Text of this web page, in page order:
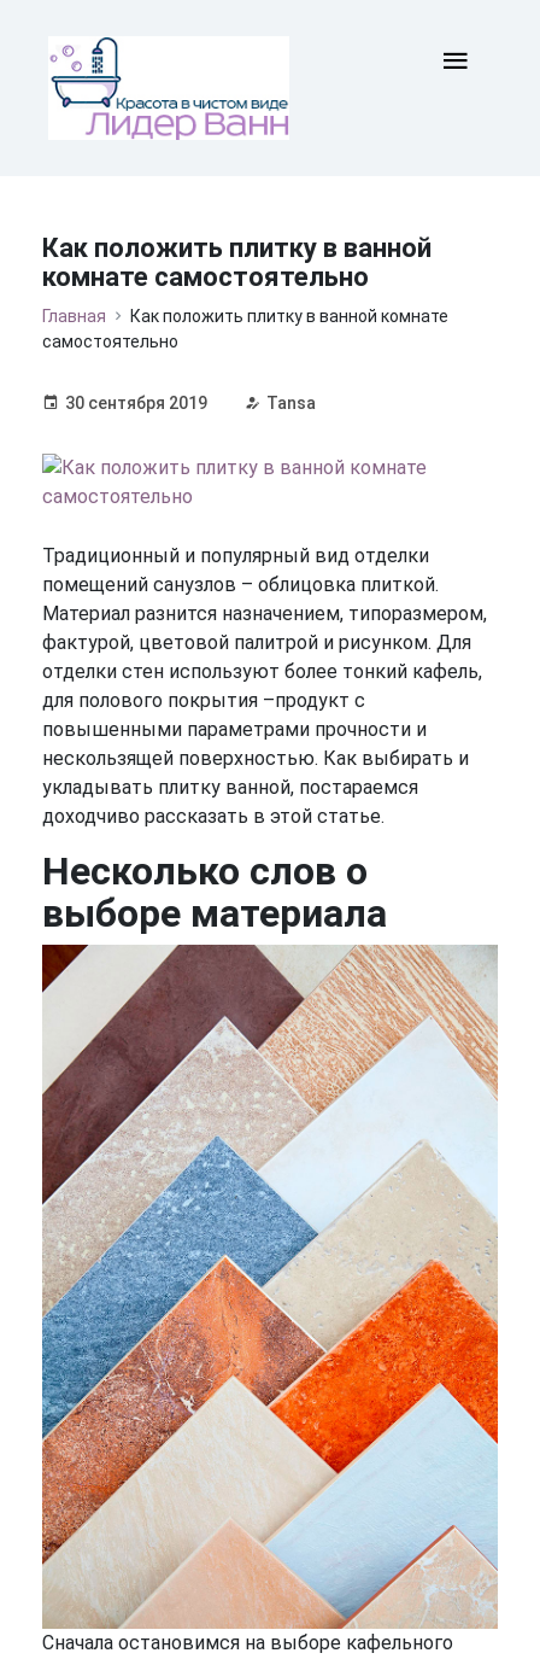
Как положить плитку в ванной
комнате самостоятельно
Главная
Как положить плитку в ванной комнате
самостоятельно
30 сентября 2019 Tansa
Традиционный и популярный вид отделки
помещений санузлов – облицовка плиткой.
Материал разнится назначением, типоразмером,
фактурой, цветовой палитрой и рисунком. Для
отделки стен используют более тонкий кафель,
для полового покрытия –продукт с
повышенными параметрами прочности и
нескользящей поверхностью. Как выбирать и
укладывать плитку ванной, постараемся
доходчиво рассказать в этой статье.
Несколько слов о
выборе материала
Сначала остановимся на выборе кафельного